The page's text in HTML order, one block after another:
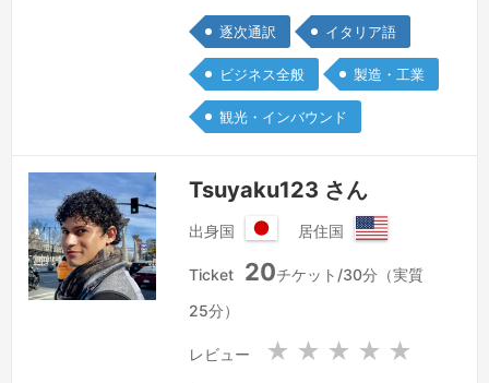
でいろいろな業界に経験があります:
機械、ファッション、靴、宝石、などに
通訳としてサポートしたことがありま
す。下記のリンクのご使用をいただけれ
是非私のホームページをご覧ください。
よろしくお願いします…
逐次通訳 イタリア語
ビジネス全般 製造・工業
観光・インバウンド
Tsuyaku123 さん
出身国
本
居住国
メ
合
Ticket 20チケット/30分（実質
25分）
レビュー ★ ★ ★ ★ ★